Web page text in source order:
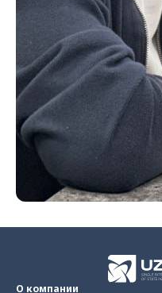
О компании